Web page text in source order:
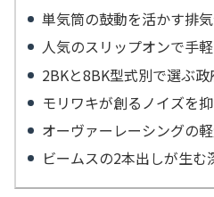
単気筒の鼓動を活かす排
人気のスリップオンで手
2BKと8BK型式別で選ぶ
モリワキが創るノイズを
オーヴァーレーシングの
ビームスの2本出しが生